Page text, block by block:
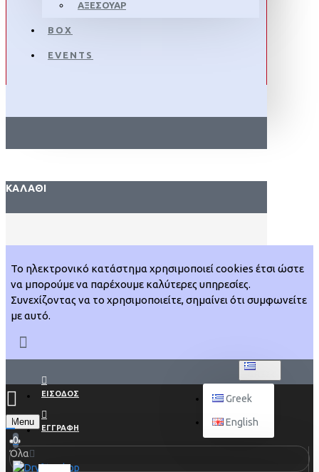
ΑΞΕΣΟΥΆΡ
BOX
EVENTS
ΚΑΛΆΘΙ
Το ηλεκτρονικό κατάστημα χρησιμοποιεί cookies έτσι ώστε
να μπορούμε να παρέχουμε καλύτερες υπηρεσίες.
Συνεχίζοντας να το χρησιμοποιείτε, σημαίνει ότι συμφωνείτε
με αυτό.
ΕΙΣΟΔΟΣ
ΕΓΓΡΑΦΗ
Greek
English
Menu
0
Όλα